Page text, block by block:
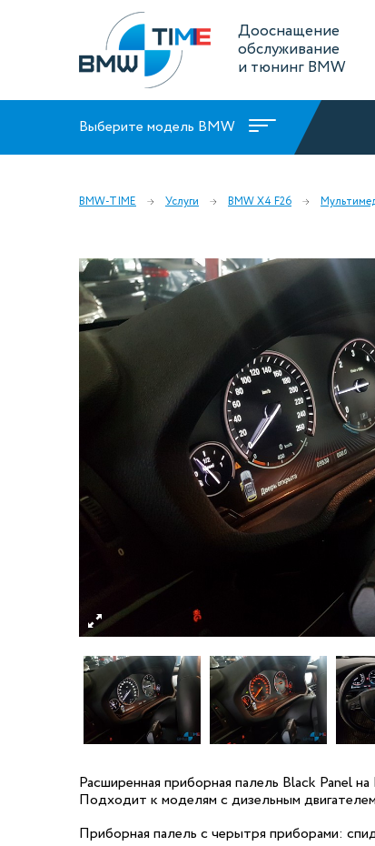
Дооснащение
обслуживание
и тюнинг BMW
Выберите модель BMW
BMW-TIME Услуги BMW X4 F26
Расширенная приборная палель Black Panel
Подходит к моделям с дизельным
Приборная палель с черытря приборами: